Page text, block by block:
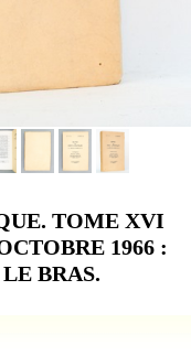
TOME XVI
1966 :
BRAS.